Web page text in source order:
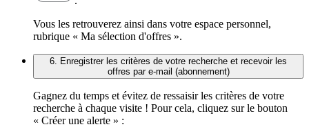
Vous les retrouverez ainsi dans votre espace personnel,
rubrique « Ma sélection d'offres ».
6. Enregistrer les critères de votre recherche et recevoir les
offres par e-mail (abonnement)
Gagnez du temps et évitez de ressaisir les critères de votre
recherche à chaque visite ! Pour cela, cliquez sur le bouton
« Créer une alerte » :